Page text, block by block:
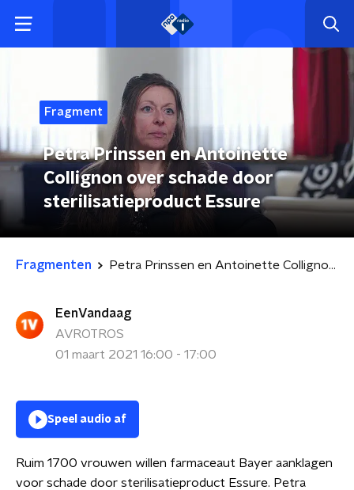
Fragment
Petra Prinssen en Antoinette
Collignon over schade door
sterilisatieproduct Essure
Fragmenten Petra Prinssen en Antoinette Collignon over schade door sterilisatieproduct Essure
EenVandaag
AVROTROS
01 maart 2021 16:00 - 17:00
Speel audio af
Ruim 1700 vrouwen willen farmaceaut Bayer aanklagen
voor schade door sterilisatieproduct Essure. Petra